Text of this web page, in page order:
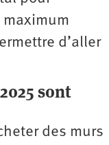
d’aller
sont
des murs